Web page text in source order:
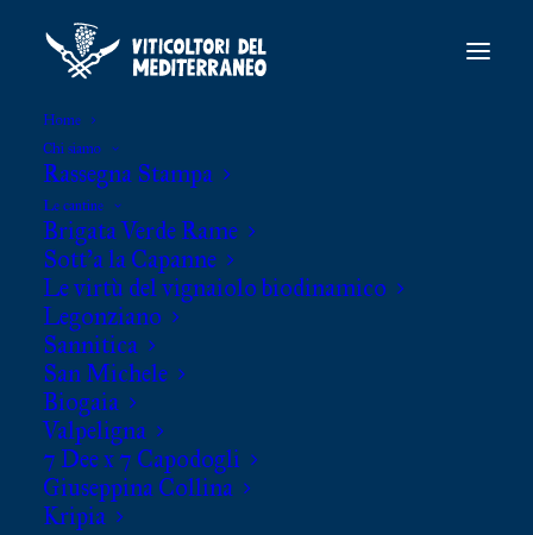
Home
Chi siamo
Rassegna Stampa
Le cantine
Brigata Verde Rame
Sott’a la Capanne
Le virtù del vignaiolo biodinamico
Legonziano
Sannitica
San Michele
Biogaia
Valpeligna
7 Dee x 7 Capodogli
Giuseppina Collina
Kripia